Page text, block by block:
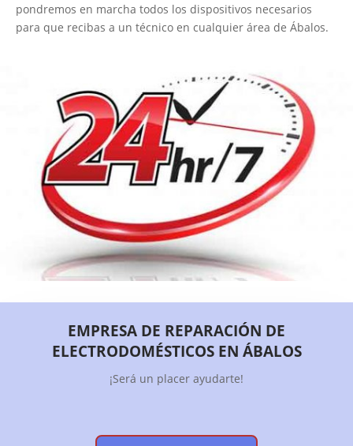
pondremos en marcha todos los dispositivos necesarios
para que recibas a un técnico en cualquier área de Ábalos.
EMPRESA DE REPARACIÓN DE
ELECTRODOMÉSTICOS EN ÁBALOS
¡Será un placer ayudarte!